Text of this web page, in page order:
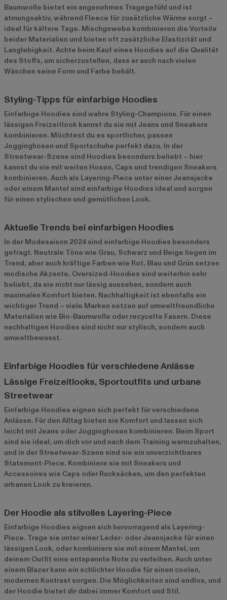
Baumwolle bietet ein angenehmes Tragegefühl und ist
atmungsaktiv, während Fleece für zusätzliche Wärme sorgt –
ideal für kältere Tage. Mischgewebe kombinieren die Vorteile
beider Materialien und bieten oft zusätzliche Elastizität und
Langlebigkeit. Achte beim Kauf eines Hoodies auf die Qualität
des Stoffs, um sicherzustellen, dass er auch nach vielen
Wäschen seine Form und Farbe behält.
Styling-Tipps für einfarbige Hoodies
Einfarbige Hoodies sind wahre Styling-Champions. Für einen
lässigen Freizeitlook kannst du sie mit Jeans und Sneakers
kombinieren. Möchtest du es sportlicher, passen
Jogginghosen und Sportschuhe perfekt dazu. In der
Streetwear-Szene sind Hoodies besonders beliebt – hier
kannst du sie mit weiten Hosen, Caps und trendigen Sneakers
kombinieren. Auch als Layering-Piece unter einer Jeansjacke
oder einem Mantel sind einfarbige Hoodies ideal und sorgen
für einen stylischen und gemütlichen Look.
Aktuelle Trends bei einfarbigen Hoodies
In der Modesaison 2024 sind einfarbige Hoodies besonders
gefragt. Neutrale Töne wie Grau, Schwarz und Beige liegen im
Trend, aber auch kräftige Farben wie Rot, Blau und Grün setzen
modische Akzente. Oversized-Hoodies sind weiterhin sehr
beliebt, da sie nicht nur lässig aussehen, sondern auch
maximalen Komfort bieten. Nachhaltigkeit ist ebenfalls ein
wichtiger Trend – viele Marken setzen auf umweltfreundliche
Materialien wie Bio-Baumwolle oder recycelte Fasern. Diese
nachhaltigen Hoodies sind nicht nur stylisch, sondern auch
umweltbewusst.
Einfarbige Hoodies für verschiedene Anlässe
Lässige Freizeitlooks, Sportoutfits und urbane
Streetwear
Einfarbige Hoodies eignen sich perfekt für verschiedene
Anlässe. Für den Alltag bieten sie Komfort und lassen sich
leicht mit Jeans oder Jogginghosen kombinieren. Beim Sport
sind sie ideal, um dich vor und nach dem Training warmzuhalten,
und in der Streetwear-Szene sind sie ein unverzichtbares
Statement-Piece. Kombiniere sie mit Sneakers und
Accessoires wie Caps oder Rucksäcken, um den perfekten
urbanen Look zu kreieren.
Der Hoodie als stilvolles Layering-Piece
Einfarbige Hoodies eignen sich hervorragend als Layering-
Piece. Trage sie unter einer Leder- oder Jeansjacke für einen
lässigen Look, oder kombiniere sie mit einem Mantel, um
deinem Outfit eine entspannte Note zu verleihen. Auch unter
einem Blazer kann ein schlichter Hoodie für einen coolen,
modernen Kontrast sorgen. Die Möglichkeiten sind endlos, und
der Hoodie bietet dir dabei immer Komfort und Stil.